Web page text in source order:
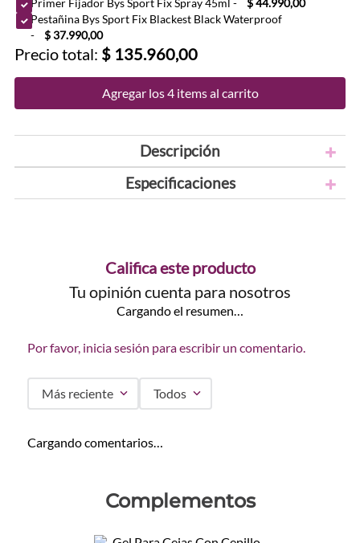
Primer Fijador Bys Sport Fix Spray 45ml -
$ 44.990,00
Pestañina Bys Sport Fix Blackest Black Waterproof
-
$ 37.990,00
Precio total: $ 135.960,00
Agregar los 4 items al carrito
Descripción
Especificaciones
Califica este producto
Tu opinión cuenta para nosotros
Cargando el resumen…
Por favor, inicia sesión para escribir un comentario.
Más reciente Todos
Cargando comentarios…
Complementos